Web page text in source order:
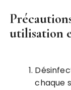
utilisation
chaque